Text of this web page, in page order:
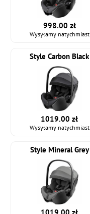
998.00 zł
Wysyłamy natychmiast
Style Carbon Black
1019.00 zł
Wysyłamy natychmiast
Style Mineral Grey